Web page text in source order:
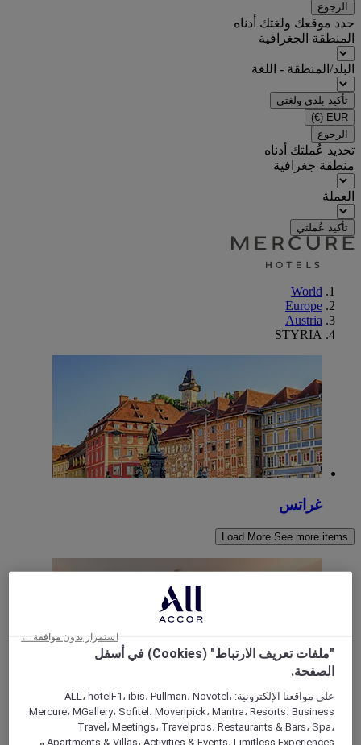
الرجوع
حدد موقعك ولغتك أدناه
المنطقة الجغرافية
البلد/المنطقة - اللغة
تأكيد بلدي ولغتي
EUR
(€)
الرجوع
تحديد عُملتك أدناه
منطقة جغرافية
العملة
تأكيد عُملتي
World
Europe
Austria
STYRIA
غراتس
Load More See more items
"ملفات تعريف الارتباط" (Cookies) في أسفل
الصفحة.
على مواقعنا الإلكترونية: ALL، hotelF1، ibis، Pullman، Novotel،
Mercure، MGallery، Sofitel، Movenpick، Mantra، Resorts، Business
Travel، Meetings، Travelpros، Restaurants & Bars، Spa،
Apartments & Villas، Activities & Events، Limitless Experiences و
استمرار بدون موافقة ←